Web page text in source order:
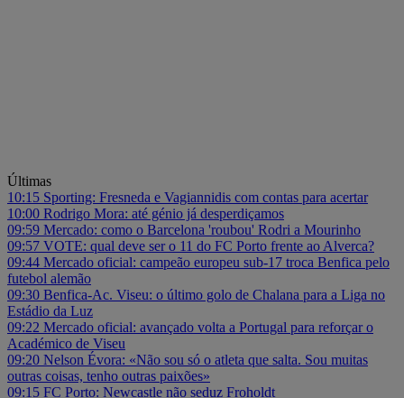
Últimas
10:15 Sporting: Fresneda e Vagiannidis com contas para acertar
10:00 Rodrigo Mora: até génio já desperdiçamos
09:59 Mercado: como o Barcelona 'roubou' Rodri a Mourinho
09:57 VOTE: qual deve ser o 11 do FC Porto frente ao Alverca?
09:44 Mercado oficial: campeão europeu sub-17 troca Benfica pelo
futebol alemão
09:30 Benfica-Ac. Viseu: o último golo de Chalana para a Liga no
Estádio da Luz
09:22 Mercado oficial: avançado volta a Portugal para reforçar o
Académico de Viseu
09:20 Nelson Évora: «Não sou só o atleta que salta. Sou muitas
outras coisas, tenho outras paixões»
09:15 FC Porto: Newcastle não seduz Froholdt